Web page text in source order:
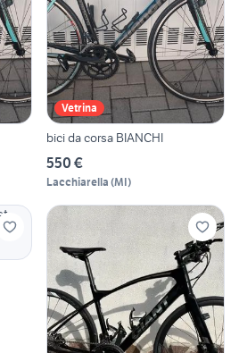
Vetrina
bici da corsa BIANCHI
550 €
Lacchiarella (MI)